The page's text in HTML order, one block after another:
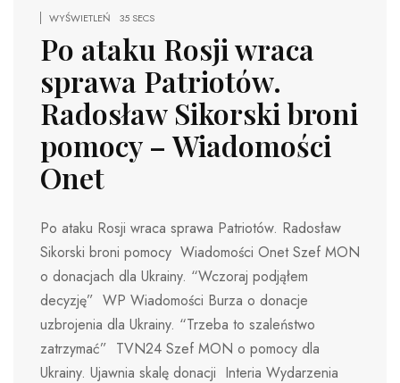
WYŚWIETLEŃ
35 SECS
Po ataku Rosji wraca
sprawa Patriotów.
Radosław Sikorski broni
pomocy – Wiadomości
Onet
Po ataku Rosji wraca sprawa Patriotów. Radosław
Sikorski broni pomocy Wiadomości Onet Szef MON
o donacjach dla Ukrainy. “Wczoraj podjąłem
decyzję” WP Wiadomości Burza o donacje
uzbrojenia dla Ukrainy. “Trzeba to szaleństwo
zatrzymać” TVN24 Szef MON o pomocy dla
Ukrainy. Ujawnia skalę donacji Interia Wydarzenia